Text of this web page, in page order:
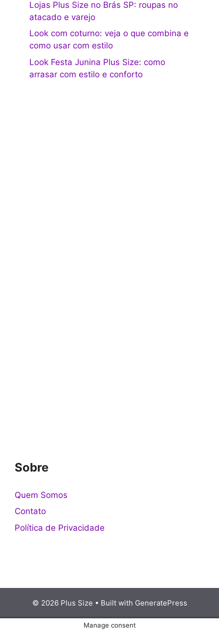
Lojas Plus Size no Brás SP: roupas no
atacado e varejo
Look com coturno: veja o que combina e
como usar com estilo
Look Festa Junina Plus Size: como
arrasar com estilo e conforto
Sobre
Quem Somos
Contato
Política de Privacidade
© 2026 Plus Size • Built with GeneratePress
Manage consent